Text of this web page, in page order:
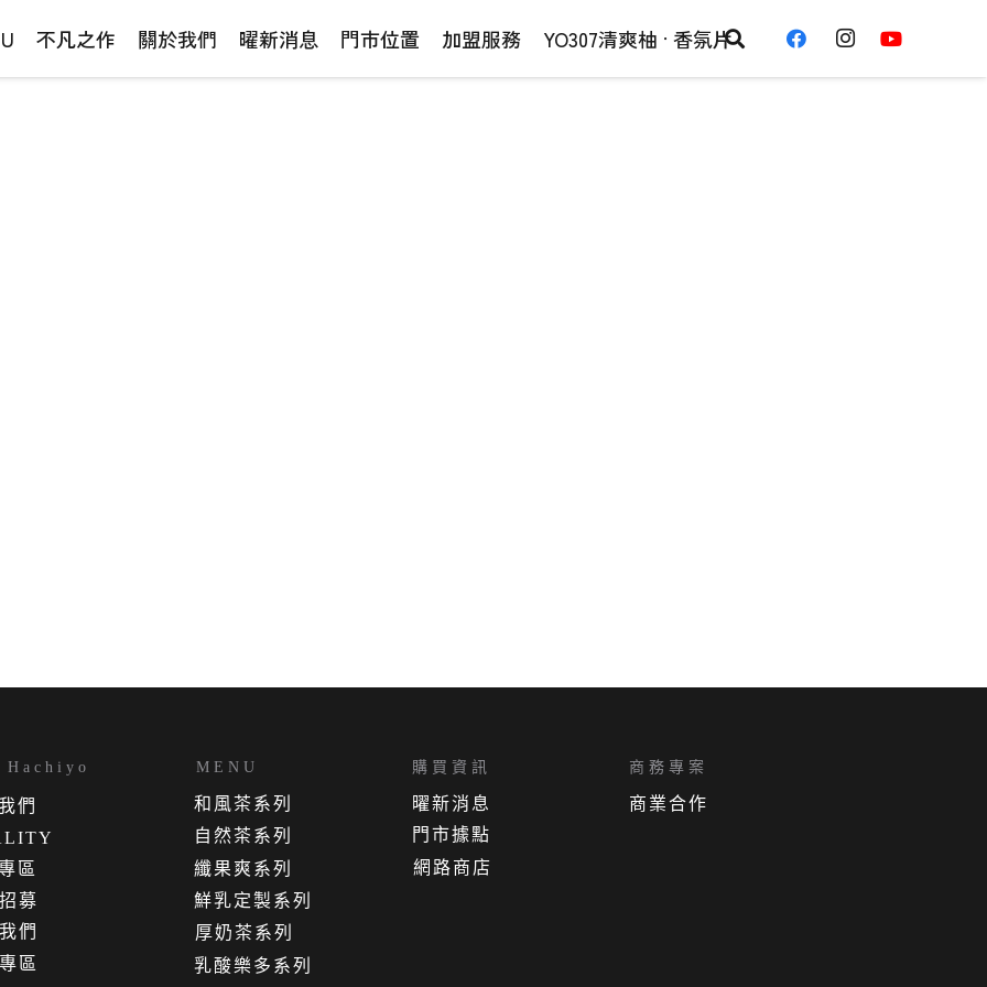
不凡之作 關於我們 曜新消息 門市位置 加盟服務 YO307清爽柚 · 香氛片
募
Hachiyo
們
區
網路商店
門市據點
曜新消息
購買資訊
們
區
商務專案
商業合作
乳酸樂多系列
厚奶茶系列
鮮乳定製系列
纖果爽系列
自然茶系列
和風茶系列
MENU